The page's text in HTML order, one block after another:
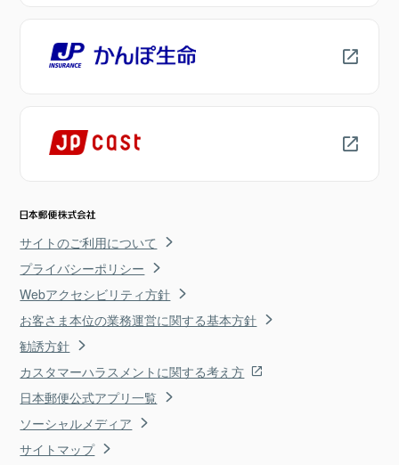
サイトのご利用について
プライバシーポリシー
Webアクセシビリティ方針
お客さま本位の業務運営に関する基本方針
勧誘方針
カスタマーハラスメントに関する考え方
日本郵便公式アプリ一覧
ソーシャルメディア
サイトマップ